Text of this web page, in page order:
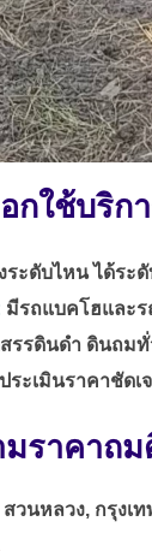
กใช้บริก
ระดับไหน ได้ระ
มีรถแบคโฮและ
รรดินดำ ดินถม
ประเมินราคาชัด
ราคาถ
สวนหลวง, กรุงเ